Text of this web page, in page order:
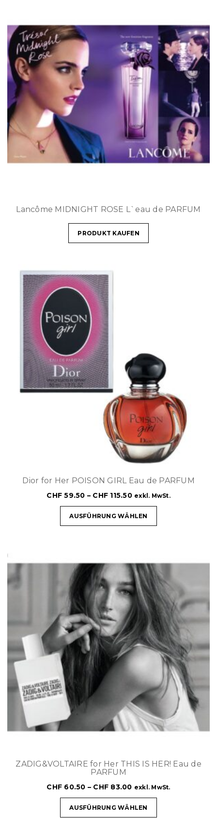
Lancôme MIDNIGHT ROSE L`eau de PARFUM
PRODUKT KAUFEN
Dior for Her POISON GIRL Eau de PARFUM
CHF 59.50 – CHF 115.50 exkl. MwSt.
AUSFÜHRUNG WÄHLEN
ZADIG&VOLTAIRE for Her THIS IS HER! Eau de
PARFUM
CHF 60.50 – CHF 83.00 exkl. MwSt.
AUSFÜHRUNG WÄHLEN